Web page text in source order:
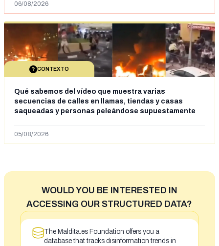
06/08/2026
CONTEXTO
Qué sabemos del vídeo que muestra varias
secuencias de calles en llamas, tiendas y casas
saqueadas y personas peleándose supuestamente
situación irregular a Ceuta
05/08/2026
WOULD YOU BE INTERESTED IN
ACCESSING OUR STRUCTURED DATA?
The Maldita.es Foundation offers you a
database that tracks disinformation trends in